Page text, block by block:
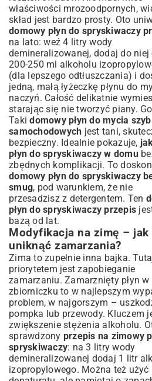
właściwości mrozoodpornych,
skład jest bardzo prosty. Oto
domowy płyn do spryskiwaczy
na lato: weź 4 litry wody
demineralizowanej, dodaj do niej
200-250 ml alkoholu
(dla lepszego odtłuszczania) i
jedną, małą łyżeczkę płynu do
naczyń. Całość delikatnie
starając się nie tworzyć piany.
Takidomowy płyn do mycia szyb
samochodowych jest tani,
bezpieczny. Idealnie pokazuje,
płyn do spryskiwaczy w domu
zbędnych komplikacji. To
domowy płyn do spryskiwaczy
smug, pod warunkiem, że nie
przesadzisz z detergentem. Ten
płyn do spryskiwaczy przepis
bazą od lat.
Modyfikacja na zimę – jak
uniknąć zamarzania?
Zima to zupełnie inna bajka.
priorytetem jest zapobieganie
zamarzaniu. Zamarznięty płyn w
zbiorniczku to w najlepszym
problem, w najgorszym –
pompka lub przewody. Kluczem
zwiększenie stężenia alkoholu.
sprawdzony przepis na zimowy
spryskiwaczy: na 3 litry wody
demineralizowanej dodaj 1 litr
izopropylowego. Można też użyć